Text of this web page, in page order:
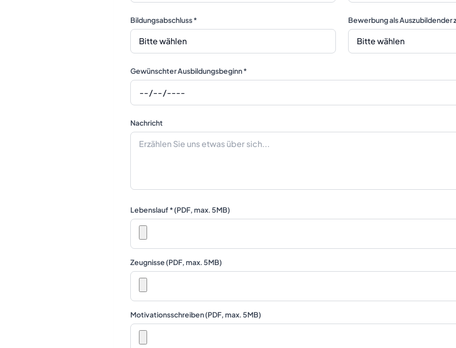
Bildungsabschluss * Bewerbung als Auszubildender
Gewünschter Ausbildungsbeginn *
Nachricht
Lebenslauf * (PDF, max. 5MB)
Zeugnisse (PDF, max. 5MB)
Motivationsschreiben (PDF, max. 5MB)